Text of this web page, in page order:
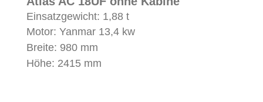
Einsatzgewicht: 1,88 t
Motor: Yanmar 13,4 kw
Breite: 980 mm
Höhe: 2415 mm